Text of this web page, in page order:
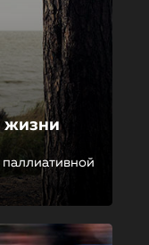
жизни